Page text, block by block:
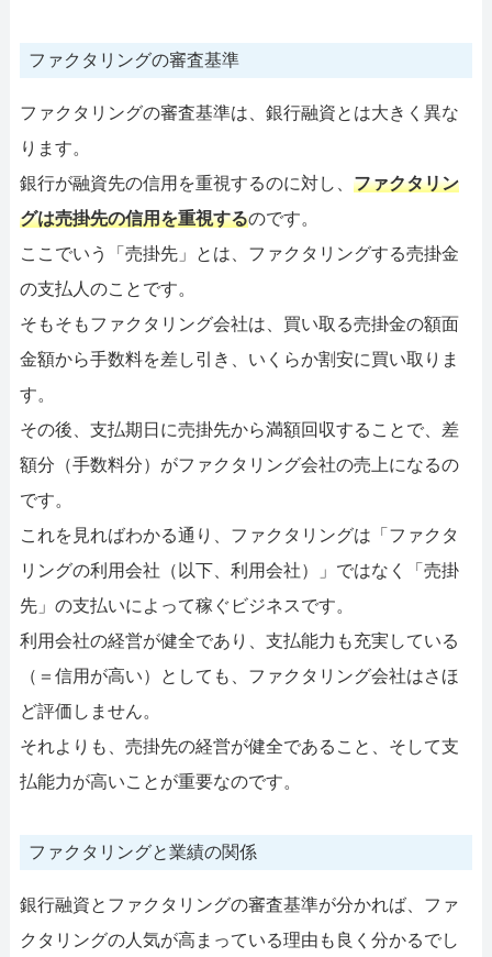
ファクタリングの審査基準
ファクタリングの審査基準は、銀行融資とは大きく異な
ります。
銀行が融資先の信用を重視するのに対し、 ファクタリン
グは売掛先の信用を重視するのです。
ここでいう「売掛先」とは、ファクタリングする売掛金
の支払人のことです。
そもそもファクタリング会社は、買い取る売掛金の額面
金額から手数料を差し引き、いくらか割安に買い取りま
す。
その後、支払期日に売掛先から満額回収することで、差
額分（手数料分）がファクタリング会社の売上になるの
です。
これを見ればわかる通り、ファクタリングは「ファクタ
リングの利用会社（以下、利用会社）」ではなく「売掛
先」の支払いによって稼ぐビジネスです。
利用会社の経営が健全であり、支払能力も充実している
（＝信用が高い）としても、ファクタリング会社はさほ
ど評価しません。
それよりも、売掛先の経営が健全であること、そして支
払能力が高いことが重要なのです。
ファクタリングと業績の関係
銀行融資とファクタリングの審査基準が分かれば、ファ
クタリングの人気が高まっている理由も良く分かるでし